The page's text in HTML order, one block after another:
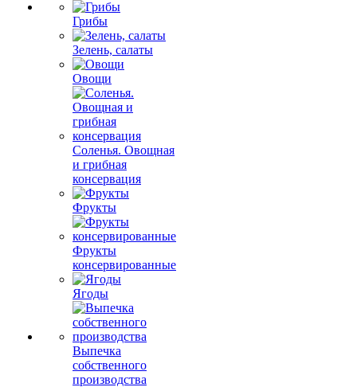
Грибы
Зелень, салаты
Овощи
Соленья. Овощная
и грибная
консервация
Фрукты
Фрукты
консервированные
Ягоды
Выпечка
собственного
производства